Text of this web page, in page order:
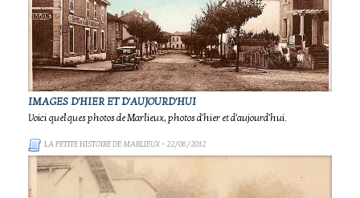
IMAGES D'HIER ET D'AUJOURD'HUI
Voici quelques photos de Marlieux, photos d'hier et d'aujourd'hui.
LA PETITE HISTOIRE DE MARLIEUX- 22/06/2012